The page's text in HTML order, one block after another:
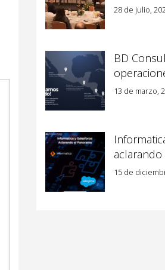
28 de julio,
BD
13 de marzo,
15 de